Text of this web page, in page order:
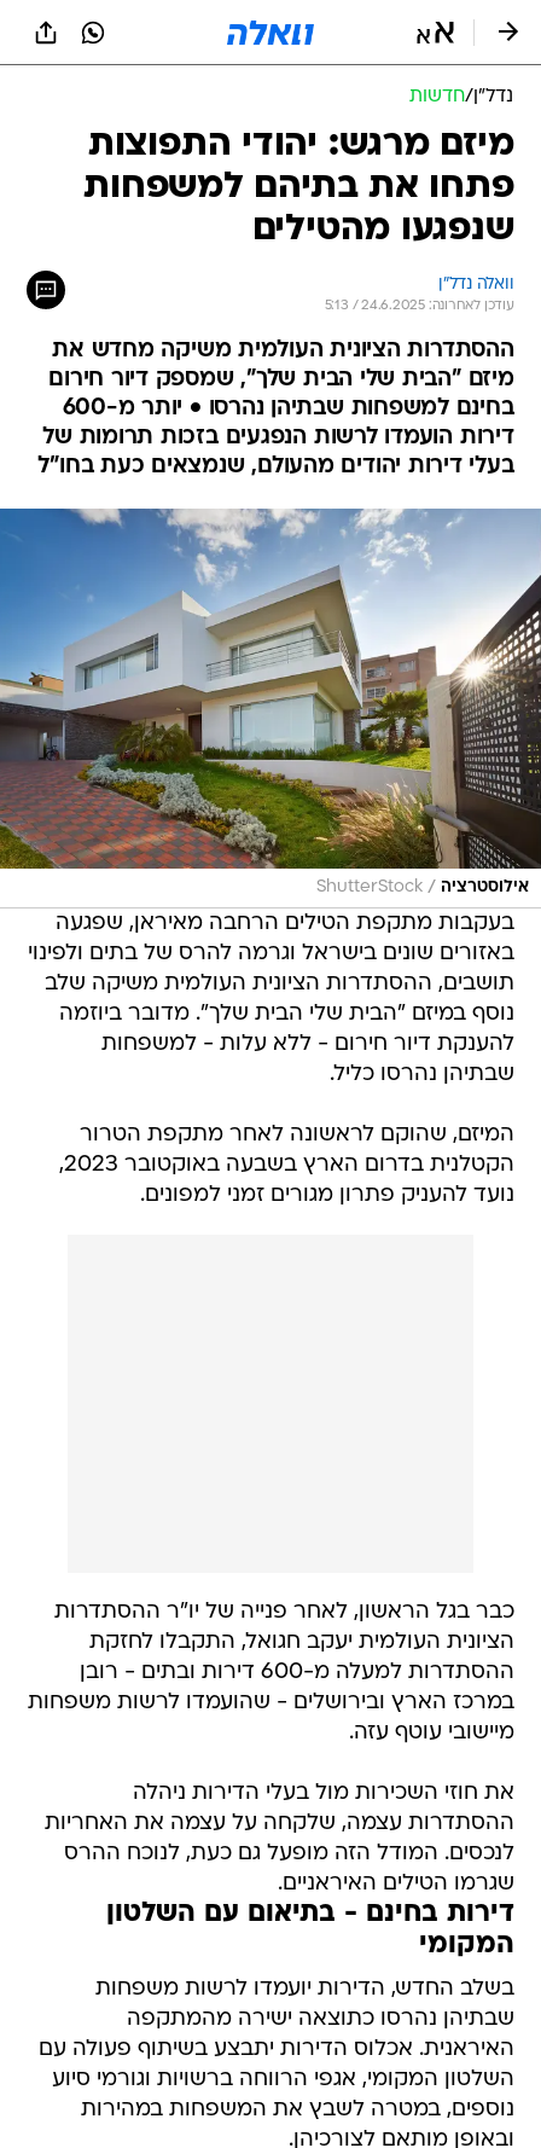
נדל״ן/חדשות
מיזם מרגש: יהודי התפוצות
פתחו את בתיהם למשפחות
שנפגעו מהטילים
וואלה נדל"ן
עודכן לאחרונה: 24.6.2025 / 5:13
ההסתדרות הציונית העולמית משיקה מחדש את
מיזם "הבית שלי הבית שלך", שמספק דיור חירום
בחינם למשפחות שבתיהן נהרסו • יותר מ-600
דירות הועמדו לרשות הנפגעים בזכות תרומות של
בעלי דירות יהודים מהעולם, שנמצאים כעת בחו"ל
אילוסטרציה /
ShutterStock
בעקבות מתקפת הטילים הרחבה מאיראן, שפגעה
באזורים שונים בישראל וגרמה להרס של בתים ולפינוי
תושבים, ההסתדרות הציונית העולמית משיקה שלב
נוסף במיזם "הבית שלי הבית שלך". מדובר ביוזמה
להענקת דיור חירום - ללא עלות - למשפחות
שבתיהן נהרסו כליל.
המיזם, שהוקם לראשונה לאחר מתקפת הטרור
הקטלנית בדרום הארץ בשבעה באוקטובר 2023,
נועד להעניק פתרון מגורים זמני למפונים.
כבר בגל הראשון, לאחר פנייה של יו"ר ההסתדרות
הציונית העולמית יעקב חגואל, התקבלו לחזקת
ההסתדרות למעלה מ-600 דירות ובתים - רובן
במרכז הארץ ובירושלים - שהועמדו לרשות משפחות
מיישובי עוטף עזה.
את חוזי השכירות מול בעלי הדירות ניהלה
ההסתדרות עצמה, שלקחה על עצמה את האחריות
לנכסים. המודל הזה מופעל גם כעת, לנוכח ההרס
שגרמו הטילים האיראניים.
דירות בחינם - בתיאום עם השלטון
המקומי
בשלב החדש, הדירות יועמדו לרשות משפחות
שבתיהן נהרסו כתוצאה ישירה מהמתקפה
האיראנית. אכלוס הדירות יתבצע בשיתוף פעולה עם
השלטון המקומי, אגפי הרווחה ברשויות וגורמי סיוע
נוספים, במטרה לשבץ את המשפחות במהירות
ובאופן מותאם לצורכיהן.